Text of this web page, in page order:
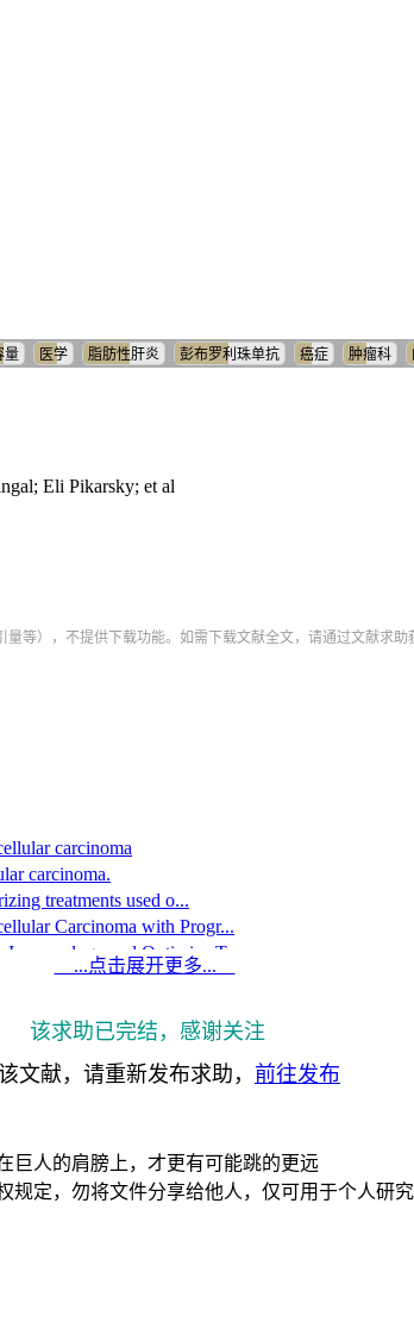
量 医学 脂肪性肝炎 彭布罗利珠单抗 癌症 肿瘤科
Eli Pikarsky; et al
等），不提供下载功能。如需下载文献全文，请通过文献求助
carcinoma
carcinoma.
treatments used o...
Carcinoma with Progr...
and Optimize Trea...
with hepatocellul...
in Anaplastic Thy...
...点击展开更多...
该求助已完结，感谢关注
文献，请重新发布求助， 前往发布
巨人的肩膀上，才更有可能跳的更远
规定，勿将文件分享给他人，仅可用于个人研